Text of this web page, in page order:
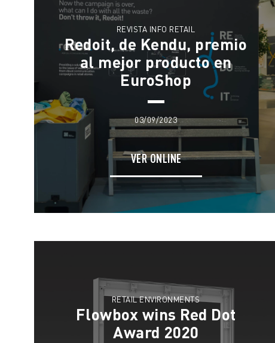
REVISTA INFO RETAIL
Redoit, de Kendu, premio
al mejor producto en
EuroShop
03/09/2023
VER ONLINE
RETAIL ENVIRONMENTS
Flowbox wins Red Dot
Award 2020